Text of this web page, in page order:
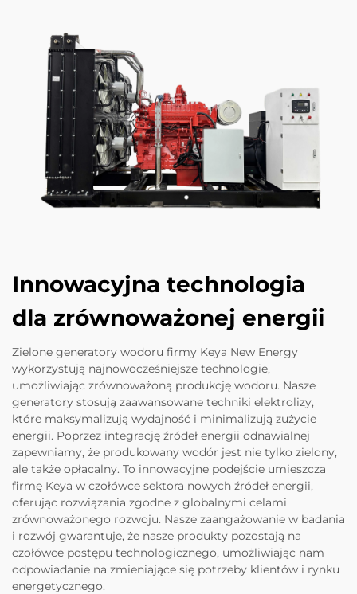
Innowacyjna technologia
dla zrównoważonej energii
Zielone generatory wodoru firmy Keya New Energy
wykorzystują najnowocześniejsze technologie,
umożliwiając zrównoważoną produkcję wodoru. Nasze
generatory stosują zaawansowane techniki elektrolizy,
które maksymalizują wydajność i minimalizują zużycie
energii. Poprzez integrację źródeł energii odnawialnej
zapewniamy, że produkowany wodór jest nie tylko zielony,
ale także opłacalny. To innowacyjne podejście umieszcza
firmę Keya w czołówce sektora nowych źródeł energii,
oferując rozwiązania zgodne z globalnymi celami
zrównoważonego rozwoju. Nasze zaangażowanie w badania
i rozwój gwarantuje, że nasze produkty pozostają na
czołówce postępu technologicznego, umożliwiając nam
odpowiadanie na zmieniające się potrzeby klientów i rynku
energetycznego.